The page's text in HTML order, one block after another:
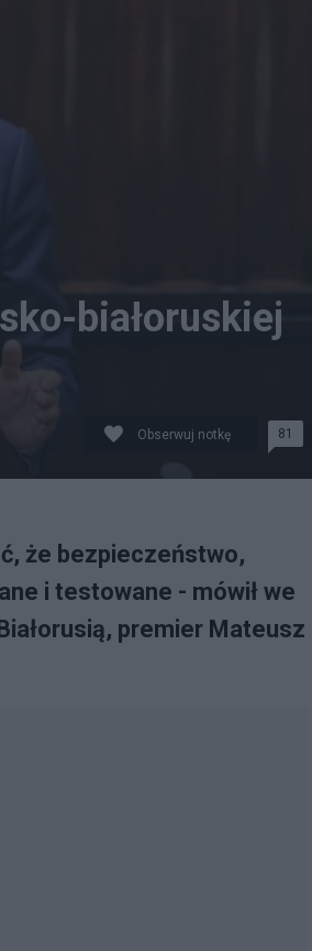
białoruskiej
Obserwuj notkę 81
że bezpieczeństwo,
i testowane - mówił we
premier Mateusz